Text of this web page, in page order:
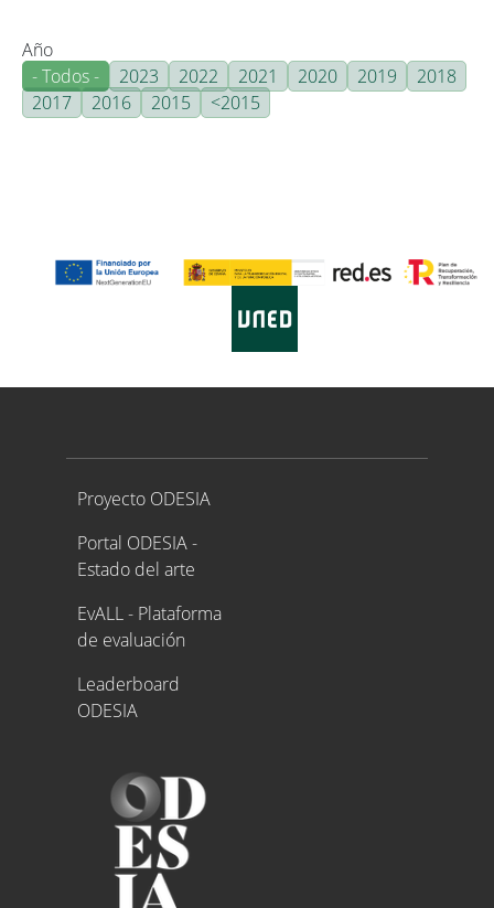
Año
- Todos -
2023 2022 2021 2020 2019
2018
2017
2016 2015 <2015
Proyecto ODESIA
Proyecto ODESIA
Portal ODESIA -
Estado del arte
EvALL - Plataforma
de evaluación
Leaderboard
ODESIA